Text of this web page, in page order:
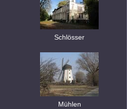
Schlösser
Mühlen